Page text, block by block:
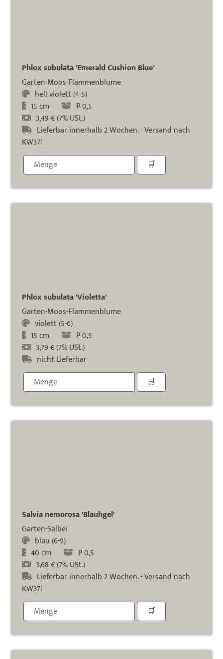
Phlox subulata 'Emerald Cushion Blue'
Garten-Moos-Flammenblume
hell-violett (4-5)
15 cm
P 0,5
3,49 € (7% USt.)
Lieferbar innerhalb 2 Wochen. - Versand nach
KW37!
Phlox subulata 'Violetta'
Garten-Moos-Flammenblume
violett (5-6)
15 cm
P 0,5
3,79 € (7% USt.)
nicht Lieferbar
Salvia nemorosa 'Blauhgel'
Garten-Salbei
blau (6-9)
40 cm
P 0,5
3,68 € (7% USt.)
Lieferbar innerhalb 2 Wochen. - Versand nach
KW37!